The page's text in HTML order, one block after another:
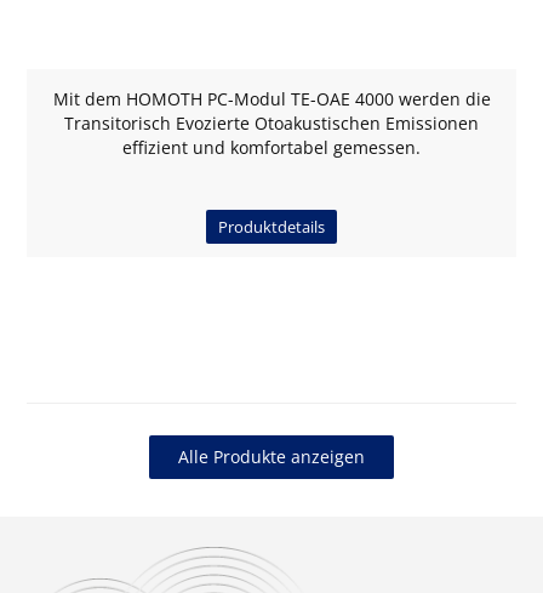
Mit dem HOMOTH PC-Modul TE-OAE 4000 werden die
Transitorisch Evozierte Otoakustischen Emissionen
effizient und komfortabel gemessen.
Produktdetails
Alle Produkte anzeigen